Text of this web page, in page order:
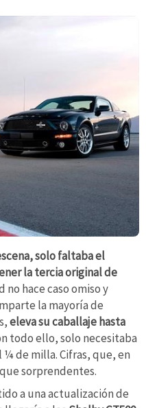
solo faltaba el
la tercia original de
hace caso omiso y
la mayoría de
eleva su caballaje hasta
todo ello, solo necesitaba
¼ de milla. Cifras, que, en
sorprendentes.
a una actualización de